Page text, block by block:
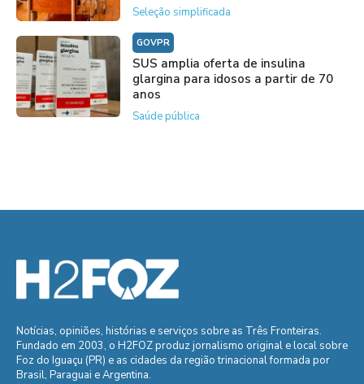
Seleção simplificada
GOVPR
SUS amplia oferta de insulina
glargina para idosos a partir de 70
anos
Saúde pública
Notícias, opiniões, histórias e serviços sobre as Três Fronteiras.
Fundado em 2003, o H2FOZ produz jornalismo original e local sobre
Foz do Iguaçu (PR) e as cidades da região trinacional formada por
Brasil, Paraguai e Argentina.